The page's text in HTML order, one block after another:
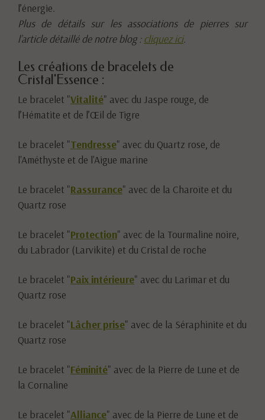
l’énergie.
Plus de détails sur les associations de pierres sur
l’article détaillé de notre blog :cliquez ici.
Les créations de bracelets de
Cristal'Essence :
Le bracelet "Vitalité" avec du Jaspe rouge, de
l’Hématite et de l’Œil de Tigre
Le bracelet "Tendresse" avec du Quartz rose, de
l'Améthyste et de l'Aigue marine
Le bracelet "Rassurance" avec de la Charoïte et du
Quartz rose
Le bracelet "Protection" avec de la Tourmaline noire,
du Labrador (Larvikite) et du Cristal de roche
Le bracelet "Paix intérieure" avec du Larimar et du
Quartz rose
Le bracelet "Lâcher prise" avec de la Séraphinite et du
Quartz rose
Le bracelet "Féminité" avec de la Pierre de Lune et de
la Cornaline
Le bracelet "Alliance" avec de la Pierre de Lune et de